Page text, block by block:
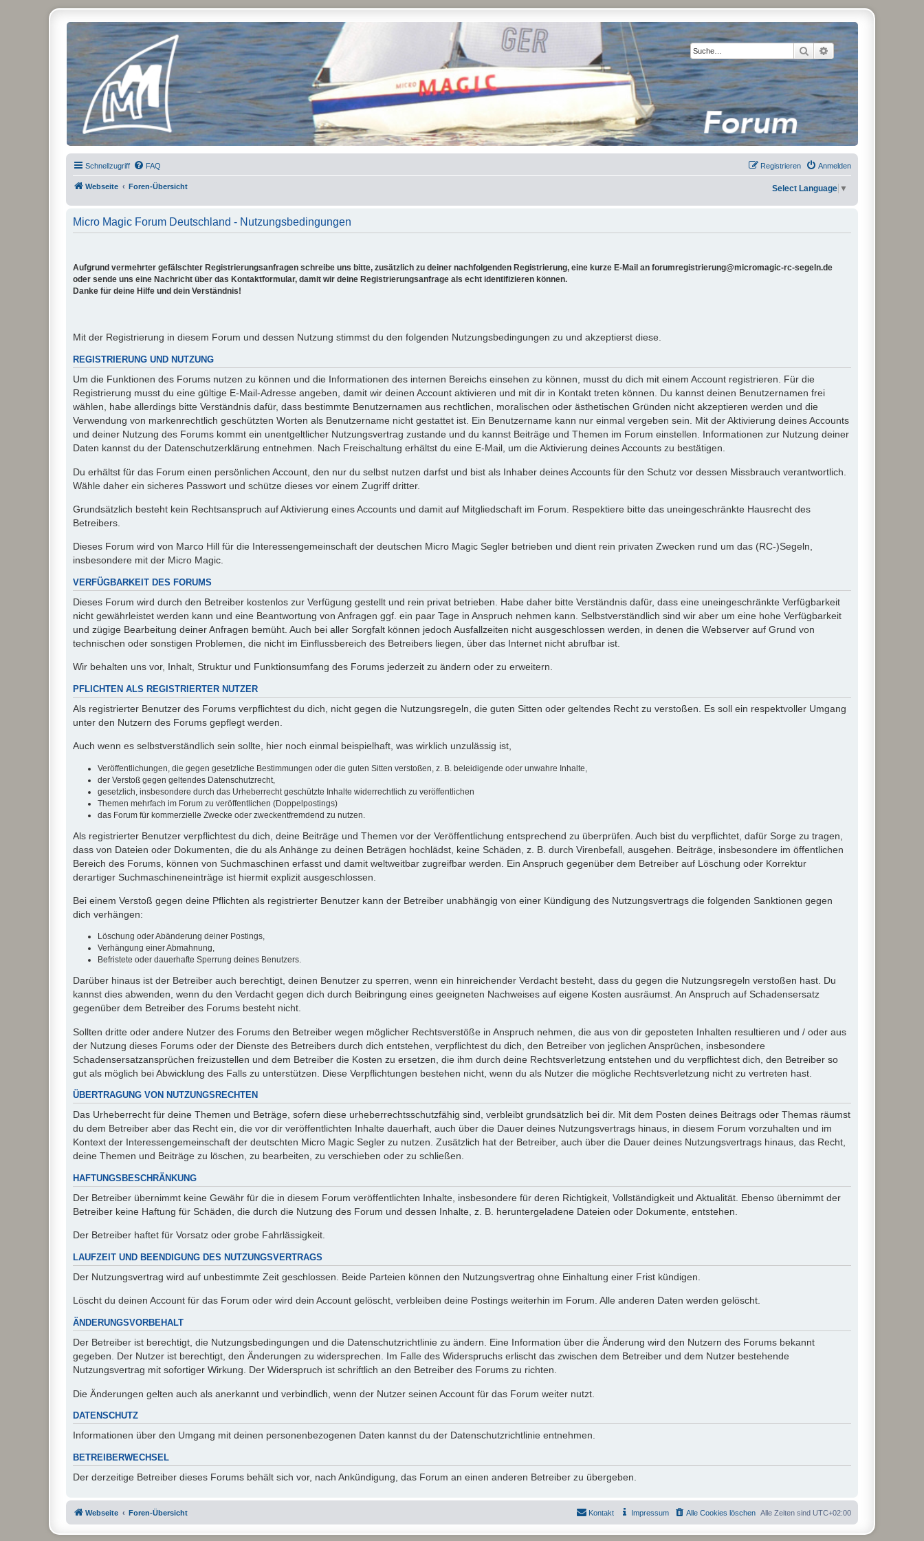
Suche Erweiterte Suche
Micro Magic Forum Deutschland
Schnellzugriff FAQ Anmelden
Registrieren
Webseite Foren-Übersicht Select Language ▼
Micro Magic Forum Deutschland - Nutzungsbedingungen
Aufgrund vermehrter gefälschter Registrierungsanfragen schreibe uns bitte, zusätzlich zu deiner nachfolgenden Registrierung, eine kurze E-Mail an forumregistrierung@micromagic-rc-segeln.de
oder sende uns eine Nachricht über das Kontaktformular, damit wir deine Registrierungsanfrage als echt identifizieren können.
Danke für deine Hilfe und dein Verständnis!
Mit der Registrierung in diesem Forum und dessen Nutzung stimmst du den folgenden Nutzungsbedingungen zu und akzeptierst diese.
REGISTRIERUNG UND NUTZUNG
Um die Funktionen des Forums nutzen zu können und die Informationen des internen Bereichs einsehen zu können, musst du dich mit einem Account registrieren. Für die
Registrierung musst du eine gültige E-Mail-Adresse angeben, damit wir deinen Account aktivieren und mit dir in Kontakt treten können. Du kannst deinen Benutzernamen frei
wählen, habe allerdings bitte Verständnis dafür, dass bestimmte Benutzernamen aus rechtlichen, moralischen oder ästhetischen Gründen nicht akzeptieren werden und die
Verwendung von markenrechtlich geschützten Worten als Benutzername nicht gestattet ist. Ein Benutzername kann nur einmal vergeben sein. Mit der Aktivierung deines Accounts
und deiner Nutzung des Forums kommt ein unentgeltlicher Nutzungsvertrag zustande und du kannst Beiträge und Themen im Forum einstellen. Informationen zur Nutzung deiner
Daten kannst du der Datenschutzerklärung entnehmen. Nach Freischaltung erhältst du eine E-Mail, um die Aktivierung deines Accounts zu bestätigen.
Du erhältst für das Forum einen persönlichen Account, den nur du selbst nutzen darfst und bist als Inhaber deines Accounts für den Schutz vor dessen Missbrauch verantwortlich.
Wähle daher ein sicheres Passwort und schütze dieses vor einem Zugriff dritter.
Grundsätzlich besteht kein Rechtsanspruch auf Aktivierung eines Accounts und damit auf Mitgliedschaft im Forum. Respektiere bitte das uneingeschränkte Hausrecht des
Betreibers.
Dieses Forum wird von Marco Hill für die Interessengemeinschaft der deutschen Micro Magic Segler betrieben und dient rein privaten Zwecken rund um das (RC-)Segeln,
insbesondere mit der Micro Magic.
VERFÜGBARKEIT DES FORUMS
Dieses Forum wird durch den Betreiber kostenlos zur Verfügung gestellt und rein privat betrieben. Habe daher bitte Verständnis dafür, dass eine uneingeschränkte Verfügbarkeit
nicht gewährleistet werden kann und eine Beantwortung von Anfragen ggf. ein paar Tage in Anspruch nehmen kann. Selbstverständlich sind wir aber um eine hohe Verfügbarkeit
und zügige Bearbeitung deiner Anfragen bemüht. Auch bei aller Sorgfalt können jedoch Ausfallzeiten nicht ausgeschlossen werden, in denen die Webserver auf Grund von
technischen oder sonstigen Problemen, die nicht im Einflussbereich des Betreibers liegen, über das Internet nicht abrufbar ist.
Wir behalten uns vor, Inhalt, Struktur und Funktionsumfang des Forums jederzeit zu ändern oder zu erweitern.
PFLICHTEN ALS REGISTRIERTER NUTZER
Als registrierter Benutzer des Forums verpflichtest du dich, nicht gegen die Nutzungsregeln, die guten Sitten oder geltendes Recht zu verstoßen. Es soll ein respektvoller Umgang
unter den Nutzern des Forums gepflegt werden.
Auch wenn es selbstverständlich sein sollte, hier noch einmal beispielhaft, was wirklich unzulässig ist,
Veröffentlichungen, die gegen gesetzliche Bestimmungen oder die guten Sitten verstoßen, z. B. beleidigende oder unwahre Inhalte,
der Verstoß gegen geltendes Datenschutzrecht,
gesetzlich, insbesondere durch das Urheberrecht geschützte Inhalte widerrechtlich zu veröffentlichen
Themen mehrfach im Forum zu veröffentlichen (Doppelpostings)
das Forum für kommerzielle Zwecke oder zweckentfremdend zu nutzen.
Als registrierter Benutzer verpflichtest du dich, deine Beiträge und Themen vor der Veröffentlichung entsprechend zu überprüfen. Auch bist du verpflichtet, dafür Sorge zu tragen,
dass von Dateien oder Dokumenten, die du als Anhänge zu deinen Beträgen hochlädst, keine Schäden, z. B. durch Virenbefall, ausgehen. Beiträge, insbesondere im öffentlichen
Bereich des Forums, können von Suchmaschinen erfasst und damit weltweitbar zugreifbar werden. Ein Anspruch gegenüber dem Betreiber auf Löschung oder Korrektur
derartiger Suchmaschineneinträge ist hiermit explizit ausgeschlossen.
Bei einem Verstoß gegen deine Pflichten als registrierter Benutzer kann der Betreiber unabhängig von einer Kündigung des Nutzungsvertrags die folgenden Sanktionen gegen
dich verhängen:
Löschung oder Abänderung deiner Postings,
Verhängung einer Abmahnung,
Befristete oder dauerhafte Sperrung deines Benutzers.
Darüber hinaus ist der Betreiber auch berechtigt, deinen Benutzer zu sperren, wenn ein hinreichender Verdacht besteht, dass du gegen die Nutzungsregeln verstoßen hast. Du
kannst dies abwenden, wenn du den Verdacht gegen dich durch Beibringung eines geeigneten Nachweises auf eigene Kosten ausräumst. An Anspruch auf Schadensersatz
gegenüber dem Betreiber des Forums besteht nicht.
Sollten dritte oder andere Nutzer des Forums den Betreiber wegen möglicher Rechtsverstöße in Anspruch nehmen, die aus von dir geposteten Inhalten resultieren und / oder aus
der Nutzung dieses Forums oder der Dienste des Betreibers durch dich entstehen, verpflichtest du dich, den Betreiber von jeglichen Ansprüchen, insbesondere
Schadensersatzansprüchen freizustellen und dem Betreiber die Kosten zu ersetzen, die ihm durch deine Rechtsverletzung entstehen und du verpflichtest dich, den Betreiber so
gut als möglich bei Abwicklung des Falls zu unterstützen. Diese Verpflichtungen bestehen nicht, wenn du als Nutzer die mögliche Rechtsverletzung nicht zu vertreten hast.
ÜBERTRAGUNG VON NUTZUNGSRECHTEN
Das Urheberrecht für deine Themen und Beträge, sofern diese urheberrechtsschutzfähig sind, verbleibt grundsätzlich bei dir. Mit dem Posten deines Beitrags oder Themas räumst
du dem Betreiber aber das Recht ein, die vor dir veröffentlichten Inhalte dauerhaft, auch über die Dauer deines Nutzungsvertrags hinaus, in diesem Forum vorzuhalten und im
Kontext der Interessengemeinschaft der deutschten Micro Magic Segler zu nutzen. Zusätzlich hat der Betreiber, auch über die Dauer deines Nutzungsvertrags hinaus, das Recht,
deine Themen und Beiträge zu löschen, zu bearbeiten, zu verschieben oder zu schließen.
HAFTUNGSBESCHRÄNKUNG
Der Betreiber übernimmt keine Gewähr für die in diesem Forum veröffentlichten Inhalte, insbesondere für deren Richtigkeit, Vollständigkeit und Aktualität. Ebenso übernimmt der
Betreiber keine Haftung für Schäden, die durch die Nutzung des Forum und dessen Inhalte, z. B. heruntergeladene Dateien oder Dokumente, entstehen.
Der Betreiber haftet für Vorsatz oder grobe Fahrlässigkeit.
LAUFZEIT UND BEENDIGUNG DES NUTZUNGSVERTRAGS
Der Nutzungsvertrag wird auf unbestimmte Zeit geschlossen. Beide Parteien können den Nutzungsvertrag ohne Einhaltung einer Frist kündigen.
Löscht du deinen Account für das Forum oder wird dein Account gelöscht, verbleiben deine Postings weiterhin im Forum. Alle anderen Daten werden gelöscht.
ÄNDERUNGSVORBEHALT
Der Betreiber ist berechtigt, die Nutzungsbedingungen und die Datenschutzrichtlinie zu ändern. Eine Information über die Änderung wird den Nutzern des Forums bekannt
gegeben. Der Nutzer ist berechtigt, den Änderungen zu widersprechen. Im Falle des Widerspruchs erlischt das zwischen dem Betreiber und dem Nutzer bestehende
Nutzungsvertrag mit sofortiger Wirkung. Der Widerspruch ist schriftlich an den Betreiber des Forums zu richten.
Die Änderungen gelten auch als anerkannt und verbindlich, wenn der Nutzer seinen Account für das Forum weiter nutzt.
DATENSCHUTZ
Informationen über den Umgang mit deinen personenbezogenen Daten kannst du der Datenschutzrichtlinie entnehmen.
BETREIBERWECHSEL
Der derzeitige Betreiber dieses Forums behält sich vor, nach Ankündigung, das Forum an einen anderen Betreiber zu übergeben.
Webseite Foren-Übersicht Alle Zeiten sind UTC+02:00
Alle Cookies löschen
Impressum
Kontakt